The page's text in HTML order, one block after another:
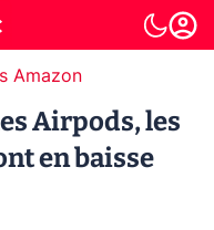
Amazon
Airpods, les
en baisse